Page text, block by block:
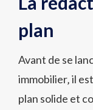
plan
Avant de se
immobilier‚ il
plan solide et